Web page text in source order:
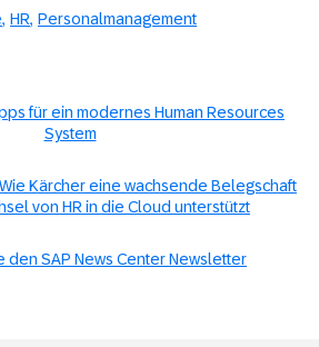
HR Personalmanagement
für ein modernes Human Resources
System
Kärcher eine wachsende Belegschaft
von HR in die Cloud unterstützt
den SAP News Center Newsletter